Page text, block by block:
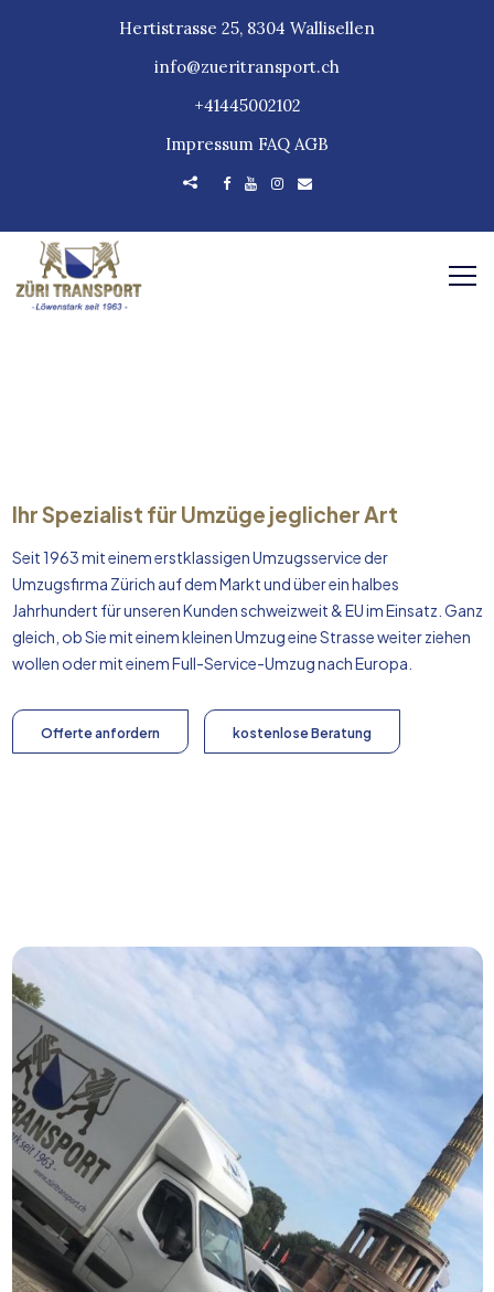
Hertistrasse 25, 8304 Wallisellen
info@zueritransport.ch
+41445002102
Impressum FAQ AGB
Ihr Spezialist für Umzüge jeglicher Art
Seit 1963 mit einem erstklassigen Umzugsservice der
Umzugsfirma Zürich auf dem Markt und über ein halbes
Jahrhundert für unseren Kunden schweizweit & EU im Einsatz. Ganz
gleich, ob Sie mit einem kleinen Umzug eine Strasse weiter ziehen
wollen oder mit einem Full-Service-Umzug nachEuropa
Offerte anfordern kostenlose Beratung